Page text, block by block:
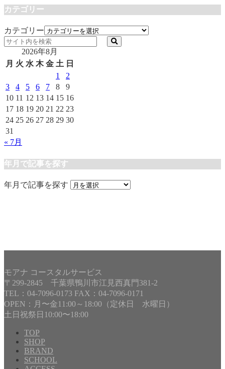
カテゴリー
カテゴリー
2026年8月
月 火 水 木 金 土 日
1
2
3
4 5 6 7 8
9
10 11 12 13 14 15 16
17 18 19 20 21 22 23
24 25 26 27 28 29 30
31
« 7月
年月で記事を探す
年月で記事を探す
モアナ コースタルサービス
〒299-2845 千葉県鴨川市江見西真門381-2
TEL：04-7096-0173 FAX：04-7096-0171
OPEN：月〜金11:00～18:00（定休日 水曜日）
土日祝祭日10:00〜18:00
TOP
SHOP
BRAND
SCHOOL
Copyright©MOANA COASTAL SERVICE